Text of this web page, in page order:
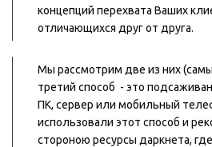
концепций перехвата Ваших
отличающихся друг от друга.
Мы рассмотрим две из них
третий способ  - это
ПК, сервер или мобильный
использовали этот способ и
стороною ресурсы даркнета,